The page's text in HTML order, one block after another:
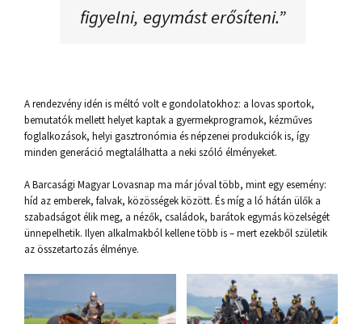
figyelni, egymást erősíteni.”
A rendezvény idén is méltó volt e gondolatokhoz: a lovas sportok,
bemutatók mellett helyet kaptak a gyermekprogramok, kézműves
foglalkozások, helyi gasztronómia és népzenei produkciók is, így
minden generáció megtalálhatta a neki szóló élményeket.
A Barcasági Magyar Lovasnap ma már jóval több, mint egy esemény:
híd az emberek, falvak, közösségek között. És míg a ló hátán ülők a
szabadságot élik meg, a nézők, családok, barátok egymás közelségét
ünnepelhetik. Ilyen alkalmakból kellene több is – mert ezekből születik
az összetartozás élménye.